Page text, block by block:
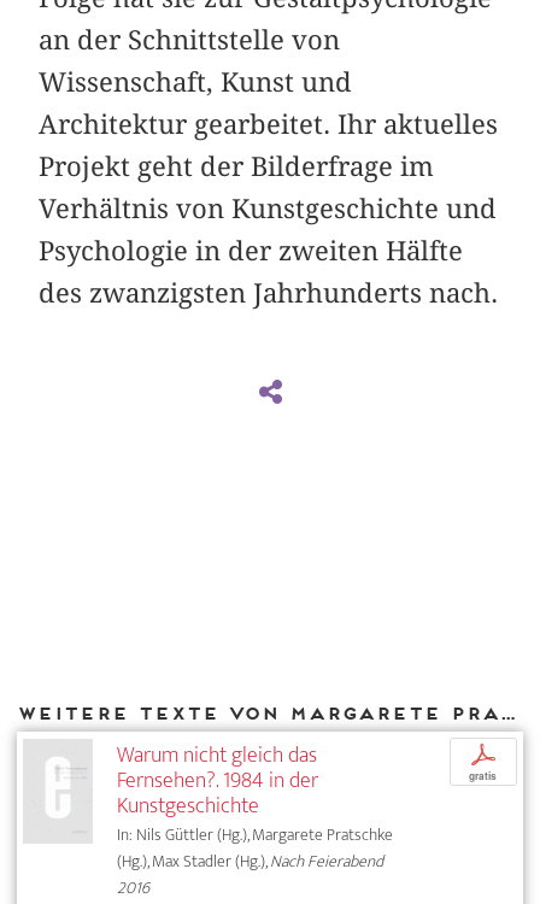
an der Schnittstelle von
Wissenschaft, Kunst und
Architektur gearbeitet. Ihr aktuelles
Projekt geht der Bilderfrage im
Verhältnis von Kunstgeschichte und
Psychologie in der zweiten Hälfte
des zwanzigsten Jahrhunderts nach.
Weitere Texte von Margarete Pratschke bei DIAPHANES
Warum nicht gleich das
Fernsehen?. 1984 in der
Kunstgeschichte
In: Nils Güttler (Hg.), Margarete Pratschke
(Hg.), Max Stadler (Hg.),Nach Feierabend
2016
p
gratis